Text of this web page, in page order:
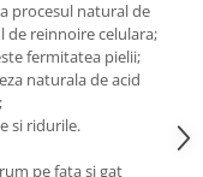
procesul natural de
de reinnoire celulara;
fermitatea pielii;
naturala de acid
si ridurile.
pe fata si gat